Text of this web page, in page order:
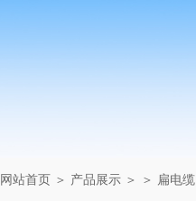
网站首页 ＞ 产品展示 ＞ ＞ 扁电缆